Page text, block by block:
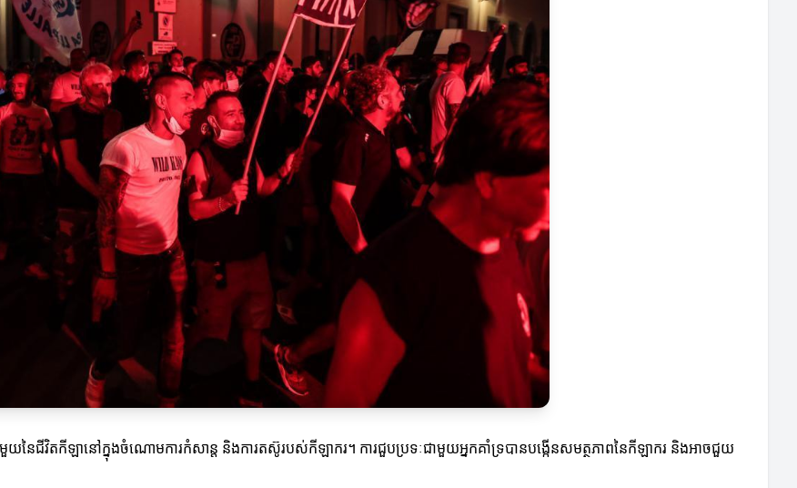
មួយនៃជីវិតកីឡានៅក្នុងចំណោមការកំសាន្ត និងការតស៊ូរបស់កីឡាករ។ ការជួបប្រទៈជាមួយអ្នកគាំទ្របានបង្កើនសមត្ថភាពនៃកីឡាករ និងអាចជួយ